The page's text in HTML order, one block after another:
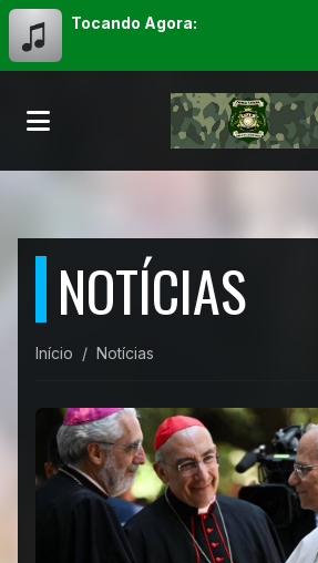
Tocando Agora:
NOTÍCIAS
Início Notícias